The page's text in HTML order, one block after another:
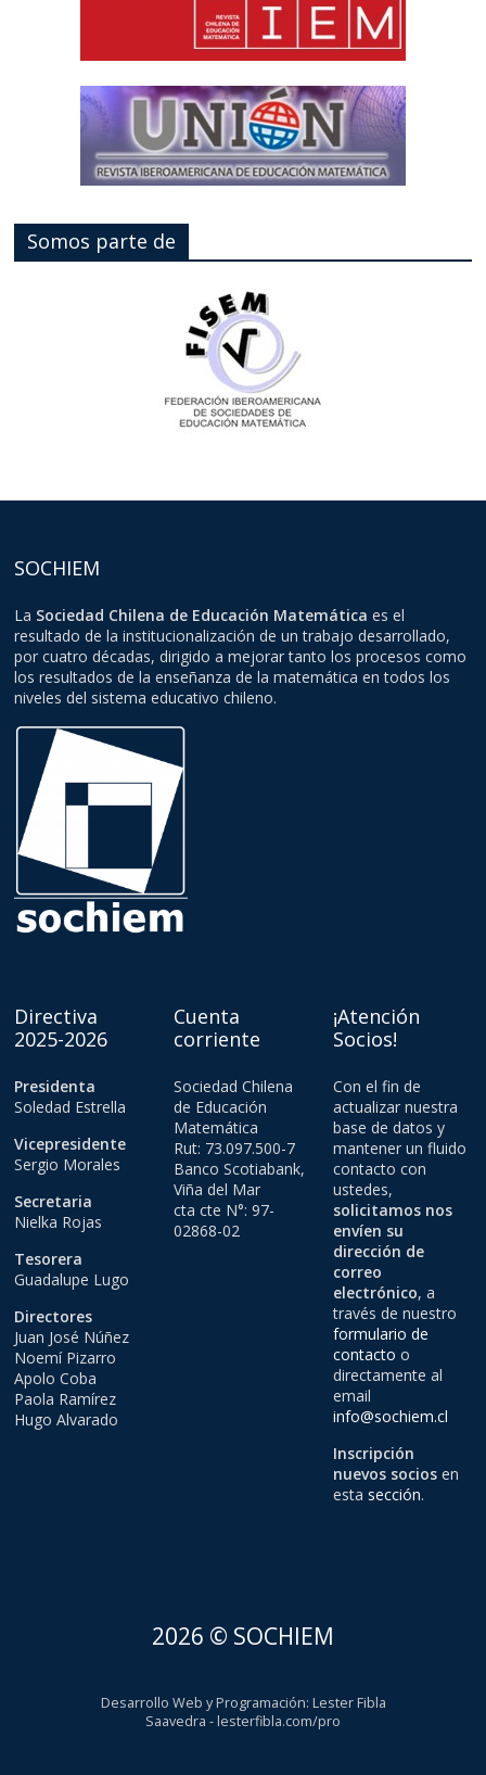
Somos parte de
SOCHIEM
La Sociedad Chilena de Educación Matemática es el
resultado de la institucionalización de un trabajo desarrollado,
por cuatro décadas, dirigido a mejorar tanto los procesos como
los resultados de la enseñanza de la matemática en todos los
niveles del sistema educativo chileno.
Directiva
2025-2026
Presidenta
Soledad Estrella
Vicepresidente
Sergio Morales
Secretaria
Nielka Rojas
Tesorera
Guadalupe Lugo
Directores
Juan José Núñez
Noemí Pizarro
Apolo Coba
Paola Ramírez
Hugo Alvarado
Cuenta
corriente
Sociedad Chilena
de Educación
Matemática
Rut: 73.097.500-7
Banco Scotiabank,
Viña del Mar
cta cte N°: 97-
02868-02
¡Atención
Socios!
Con el fin de
actualizar nuestra
base de datos y
mantener un fluido
contacto con
ustedes,
solicitamos nos
envíen su
dirección de
correo
electrónico, a
través de nuestro
formulario de
contacto o
directamente al
email
info@sochiem.cl
Inscripción
nuevos sociosen
esta sección.
2026 © SOCHIEM
Desarrollo Web y Programación: Lester Fibla
Saavedra -lesterfibla.com/pro